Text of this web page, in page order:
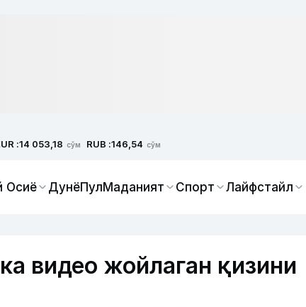
:14 053,18 сўм RUB :146,54 сўм
Осиё ДунёПулМаданият Спорт Лайфстайл
видео жойлаган қизини